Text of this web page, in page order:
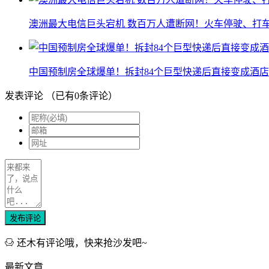
澳洲最大电信巨头宕机 数百万人遭断网！火车停驶、打
中国预制房全球爆单！拆封84个巨型快递后直接变成酒店
发表评论 （已有0条评论）
发布评论
还木有评论哦，快来抢沙发吧~
最新文章